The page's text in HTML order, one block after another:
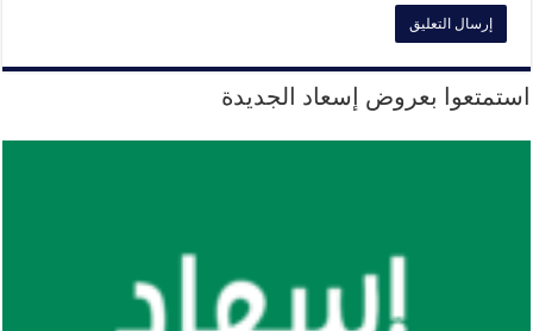
استمتعوا بعروض إسعاد الجديدة